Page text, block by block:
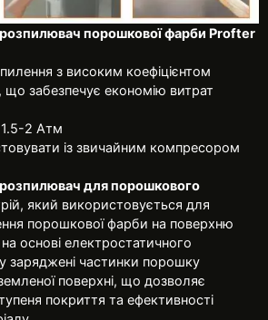
порошкової фарби Profter
з високим коефіцієнтом
що забезпечує економію витрат
2 Атм
із звичайним компресором
для порошкового
який використовується для
порошкової фарби на поверхню
основі електростатичного
заряджені частинки порошку
поверхні, що дозволяє
покриття та ефективності